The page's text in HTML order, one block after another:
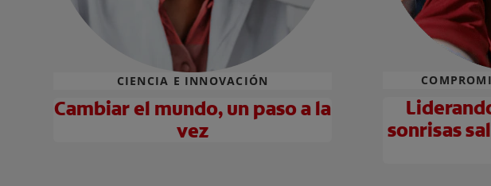
CIENCIA E INNOVACIÓN
Cambiar el mundo, un paso a la
vez
sonrisas